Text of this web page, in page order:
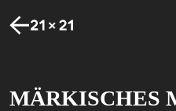
MÄRKISCHES